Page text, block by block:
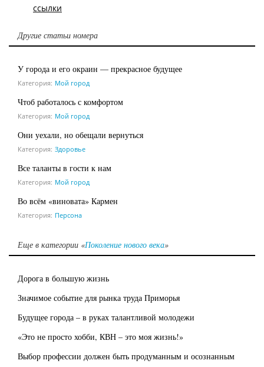
ссылки
Другие статьи номера
У города и его окраин — прекрасное будущее
Категория: Мой город
Чтоб работалось с комфортом
Категория: Мой город
Они уехали, но обещали вернуться
Категория: Здоровье
Все таланты в гости к нам
Категория: Мой город
Во всём «виновата» Кармен
Категория: Персона
Еще в категории «Поколение нового века»
Дорога в большую жизнь
Значимое событие для рынка труда Приморья
Будущее города – в руках талантливой молодежи
«Это не просто хобби, КВН – это моя жизнь!»
Выбор профессии должен быть продуманным и осознанным